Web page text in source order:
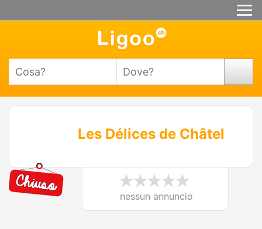
Les Délices de Châtel
nessun annuncio